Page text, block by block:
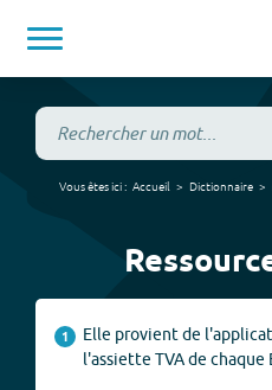
Vous êtes ici : Accueil Dictionnaire
1
Elle provient de
l'assiette TVA de chaque